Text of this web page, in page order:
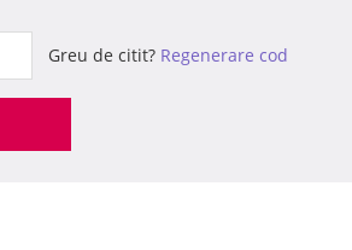
Greu de citit? Regenerare cod